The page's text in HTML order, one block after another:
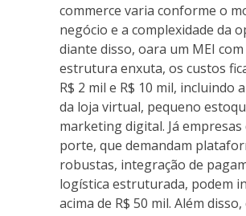
commerce varia conforme o
negócio e a complexidade da
diante disso, oara um MEI com
estrutura enxuta, os custos
R$ 2 mil e R$ 10 mil, incluindo
da loja virtual, pequeno
marketing digital. Já empresas
porte, que demandam
robustas, integração de
logística estruturada, podem
acima de R$ 50 mil. Além disso,